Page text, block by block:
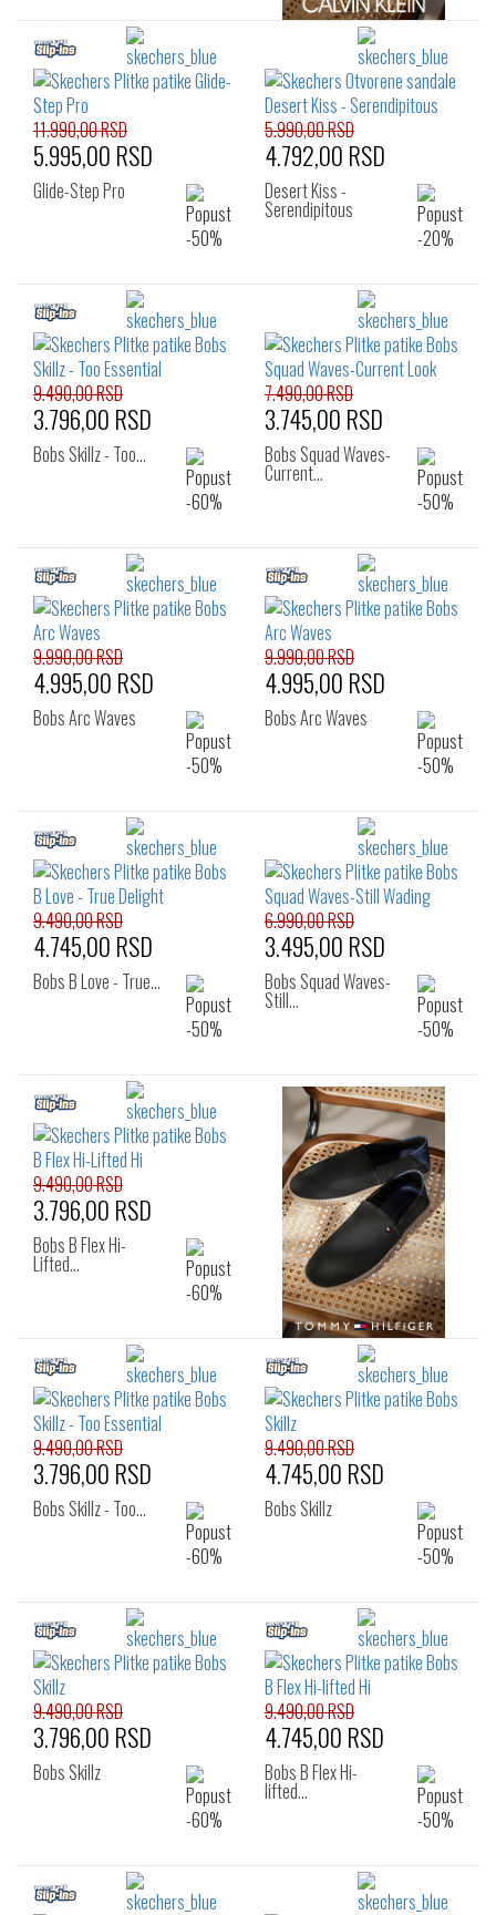
11.990,00 RSD
5.995,00 RSD
Glide-Step Pro
5.990,00 RSD
4.792,00 RSD
Desert Kiss -
Serendipitous
9.490,00 RSD
3.796,00 RSD
Bobs Skillz - Too…
7.490,00 RSD
3.745,00 RSD
Bobs Squad Waves-
Current…
9.990,00 RSD
4.995,00 RSD
Bobs Arc Waves
9.990,00 RSD
4.995,00 RSD
Bobs Arc Waves
9.490,00 RSD
4.745,00 RSD
Bobs B Love - True…
6.990,00 RSD
3.495,00 RSD
Bobs Squad Waves-
Still…
9.490,00 RSD
3.796,00 RSD
Bobs B Flex Hi-
Lifted…
9.490,00 RSD
3.796,00 RSD
Bobs Skillz - Too…
9.490,00 RSD
4.745,00 RSD
Bobs Skillz
9.490,00 RSD
3.796,00 RSD
Bobs Skillz
9.490,00 RSD
4.745,00 RSD
Bobs B Flex Hi-
lifted…